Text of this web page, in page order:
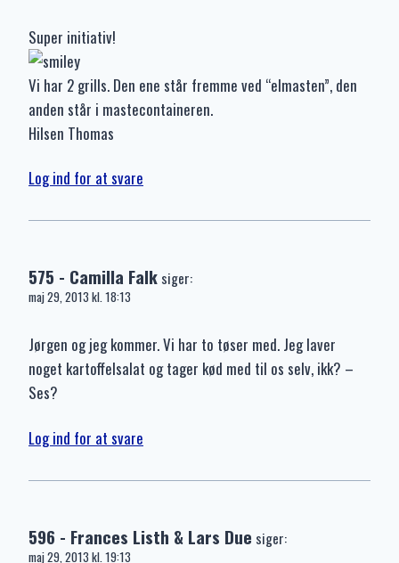
Super initiativ!
Vi har 2 grills. Den ene står fremme ved “elmasten”, den
anden står i mastecontaineren.
Hilsen Thomas
Log ind for at svare
575 - Camilla Falk siger:
maj 29, 2013 kl. 18:13
Jørgen og jeg kommer. Vi har to tøser med. Jeg laver
noget kartoffelsalat og tager kød med til os selv, ikk? –
Ses?
Log ind for at svare
596 - Frances Listh & Lars Due siger:
maj 29, 2013 kl. 19:13